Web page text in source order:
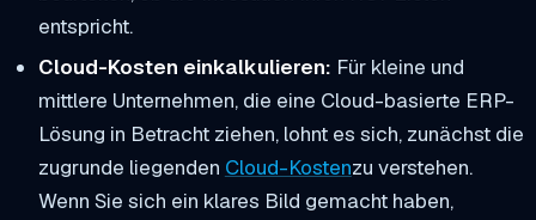
entspricht.
Cloud-Kosten einkalkulieren: Für kleine und
mittlere Unternehmen, die eine Cloud-basierte ERP-
Lösung in Betracht ziehen, lohnt es sich, zunächst die
zugrunde liegenden Cloud-Kostenzu verstehen.
Wenn Sie sich ein klares Bild gemacht haben,